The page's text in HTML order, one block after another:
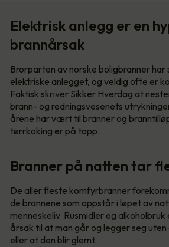
Elektrisk anlegg er en
brannårsak
Brorparten av norske boligbranner har
elektriske anlegget, og veldig ofte er
Faktisk skriver Sikker Hverdag at
brann- og redningsvesenets
årene har vært til branner og
tørrkoking er på topp.
Branner på natten tar
De aller fleste komfyrbranner
de brannene som oppstår i løpet av
menneskeliv. Rusmidler og
årsak til at man går og legger seg
eller at den blir glemt.